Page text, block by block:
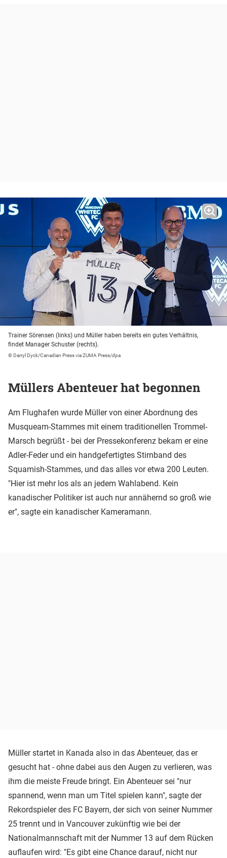
Trainer Sörensen (links) und Müller haben bereits ein gutes Verhältnis,
findet Manager Schuster (rechts).
© Darryl Dyck/Canadian Press via ZUMA Press/dpa
Müllers Abenteuer hat begonnen
Am Flughafen wurde Müller von einer Abordnung des
Musqueam-Stammes mit einem traditionellen Trommel-
Marsch begrüßt - bei der Pressekonferenz bekam er eine
Adler-Feder und ein handgefertigtes Stirnband des
Squamish-Stammes, und das alles vor etwa 200 Leuten.
"Hier ist mehr los als an jedem Wahlabend. Kein
kanadischer Politiker ist auch nur annähernd so groß wie
er", sagte ein kanadischer Kameramann.
Müller startet in Kanada also in das Abenteuer, das er
gesucht hat - ohne dabei aus den Augen zu verlieren, was
ihm die meiste Freude bringt. Ein Abenteuer sei "nur
spannend, wenn man um Titel spielen kann", sagte der
Rekordspieler des FC Bayern, der sich von seiner Nummer
25 trennt und in Vancouver zukünftig wie bei der
Nationalmannschaft mit der Nummer 13 auf dem Rücken
auflaufen wird: "Es gibt eine Chance darauf, nicht nur